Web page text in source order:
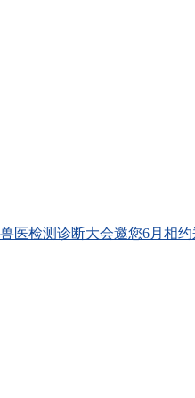
断大会邀您6月相约郑州！